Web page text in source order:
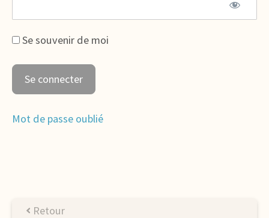
Se souvenir de moi
Mot de passe oublié
Retour